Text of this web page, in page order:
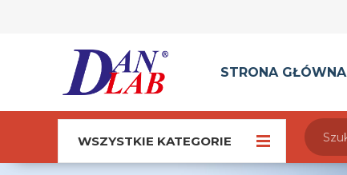
STRONA GŁÓWNA
WSZYSTKIE KATEGORIE